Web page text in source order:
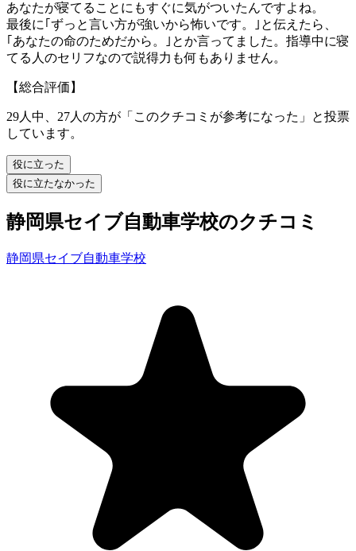
あなたが寝てることにもすぐに気がついたんですよね。
最後に｢ずっと言い方が強いから怖いです。｣と伝えたら、
｢あなたの命のためだから。｣とか言ってました。指導中に寝
てる人のセリフなので説得力も何もありません。
【総合評価】
29人中、27人の方が「このクチコミが参考になった」と投票
しています。
役に立った
役に立たなかった
静岡県セイブ自動車学校のクチコミ
静岡県セイブ自動車学校